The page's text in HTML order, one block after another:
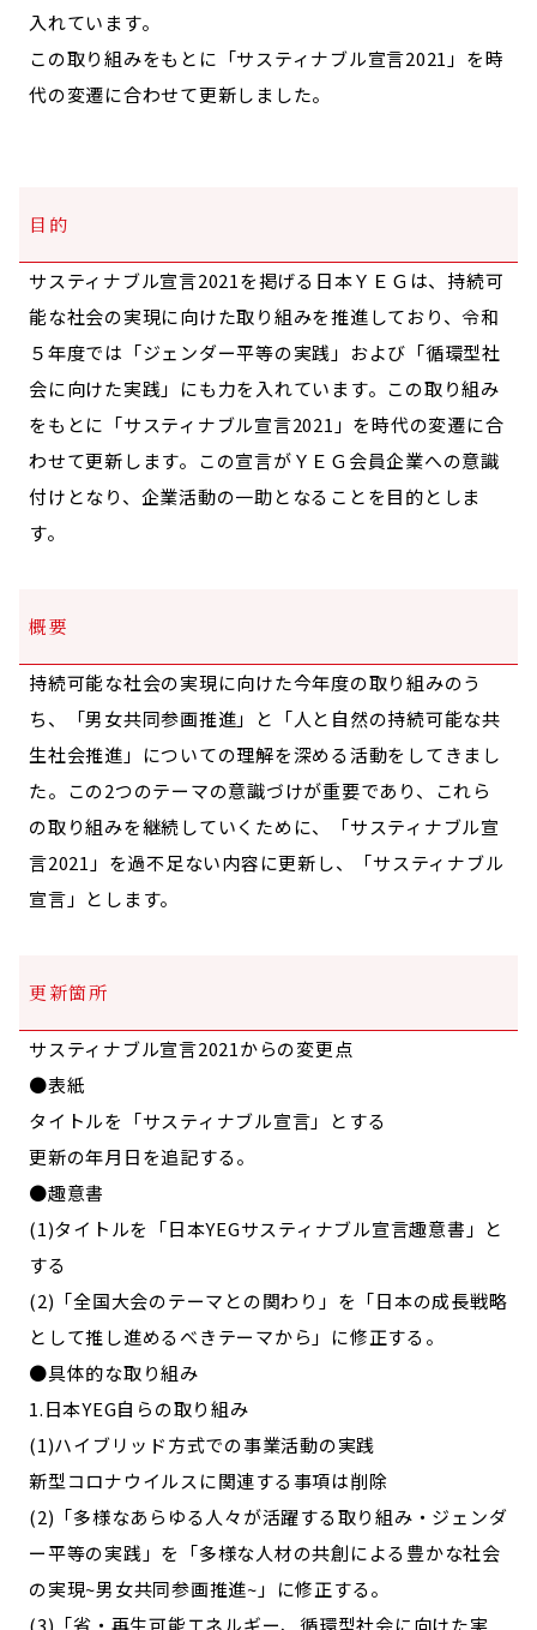
入れています。
この取り組みをもとに「サスティナブル宣言2021」を時
代の変遷に合わせて更新しました。
目的
サスティナブル宣言2021を掲げる日本ＹＥＧは、持続可
能な社会の実現に向けた取り組みを推進しており、令和
５年度では「ジェンダー平等の実践」および「循環型社
会に向けた実践」にも力を入れています。この取り組み
をもとに「サスティナブル宣言2021」を時代の変遷に合
わせて更新します。この宣言がＹＥＧ会員企業への意識
付けとなり、企業活動の一助となることを目的としま
す。
概要
持続可能な社会の実現に向けた今年度の取り組みのう
ち、「男女共同参画推進」と「人と自然の持続可能な共
生社会推進」についての理解を深める活動をしてきまし
た。この2つのテーマの意識づけが重要であり、これら
の取り組みを継続していくために、「サスティナブル宣
言2021」を過不足ない内容に更新し、「サスティナブル
宣言」とします。
更新箇所
サスティナブル宣言2021からの変更点
●表紙
タイトルを「サスティナブル宣言」とする
更新の年月日を追記する。
●趣意書
(1)タイトルを「日本YEGサスティナブル宣言趣意書」と
する
(2)「全国大会のテーマとの関わり」を「日本の成長戦略
として推し進めるべきテーマから」に修正する。
●具体的な取り組み
1.日本YEG自らの取り組み
(1)ハイブリッド方式での事業活動の実践
新型コロナウイルスに関連する事項は削除
(2)「多様なあらゆる人々が活躍する取り組み・ジェンダ
ー平等の実践」を「多様な人材の共創による豊かな社会
の実現~男女共同参画推進~」に修正する。
(3)「省・再生可能エネルギー、循環型社会に向けた実